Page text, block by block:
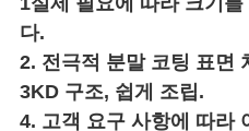
다.
2. 전극적 분말 코팅 표면
3KD 구조, 쉽게 조립.
4. 고객 요구 사항에 따라